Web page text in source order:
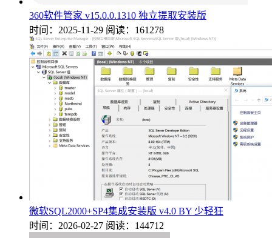
360软件管家 v15.0.0.1310 独立提取安装版
时间：2025-11-29 阅读：161278
微软SQL2000+SP4集成安装版 v4.0 BY 少轻狂
时间：2026-02-27 阅读：144712